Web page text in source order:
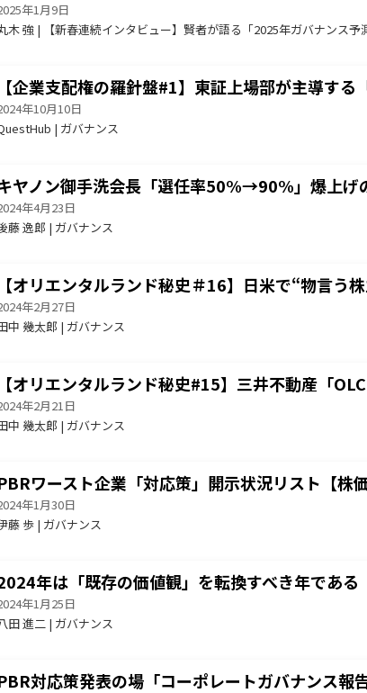
年1月9日
木 強 | 【新春連続インタビュー】賢者が語る「2025年ガバナンス予
【企業支配権の羅針盤#1】東証上場部が主導す
年10月10日
| ガバナンス
ヤノン御手洗会長「選任率50%→90%」爆上げ
年4月23日
藤 逸郎 | ガバナンス
【オリエンタルランド秘史＃16】日米で“物言う
年2月27日
中 幾太郎 | ガバナンス
【オリエンタルランド秘史#15】三井不動産「
年2月21日
中 幾太郎 | ガバナンス
ワースト企業「対応策」開示状況リスト【株
年1月30日
藤 歩 | ガバナンス
年は「既存の価値観」を転換すべき年である
年1月25日
田 進二 | ガバナンス
対応策発表の場「コーポレートガバナンス報